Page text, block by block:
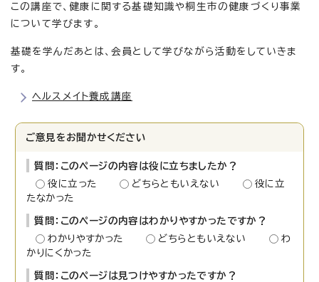
この講座で、健康に関する基礎知識や桐生市の健康づくり事業
について学びます。
基礎を学んだあとは、会員として学びながら活動をしていきま
す。
ヘルスメイト養成講座
ご意見をお聞かせください
質問：このページの内容は役に立ちましたか？
役に立った
どちらともいえない
役に立
たなかった
質問：このページの内容はわかりやすかったですか？
わかりやすかった
どちらともいえない
わ
かりにくかった
質問：このページは見つけやすかったですか？